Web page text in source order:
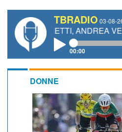
TBRADIO 03-08-
ANDREA VENDRAME,
00:00
DONNE